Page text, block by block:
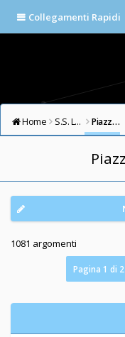
Collegamenti Rapidi
Home S.S. LAZIO FORUM Piazza della Libertà
1081 argomenti
Pagina1 di